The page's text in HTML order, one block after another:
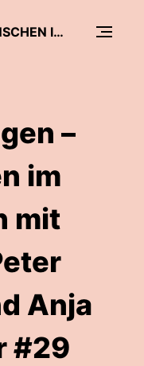
LEBENSFRAGEN - MENSCHEN IM GESPRÄCH MIT BISCHOF PETER KOHLGRAF UND ANJA SCHNEIDER
–
im
mit
Anja
#29